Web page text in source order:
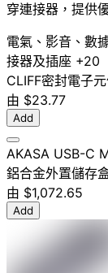
穿連接器，提供
電氣、影音、數
接器及插座 +20
CLIFF密封電子
由 $23.77
Add
AKASA USB-C
鋁合金外置儲存
由 $1,072.65
Add